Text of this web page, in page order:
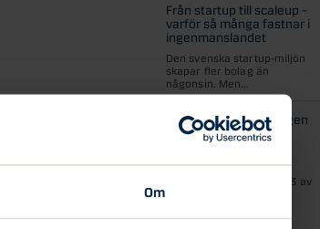
Om
Från startup till scaleup –
varför så många fastnar i
ingenmanslandet
Den svenska startup-miljön
skapar fler bolag än
någonsin. Men...
Den 28:e regimen. Vägen
till ett mer
konkurrenskraftigt
Larmrapporter visar att 3 av